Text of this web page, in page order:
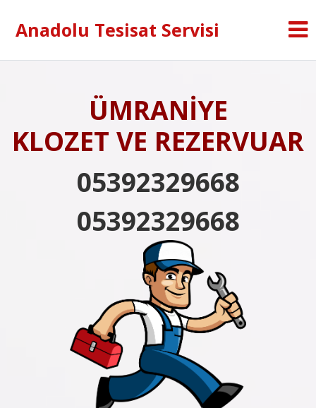
Anadolu Tesisat Servisi
ÜMRANİYE
KLOZET VE REZERVUAR
05392329668
05392329668